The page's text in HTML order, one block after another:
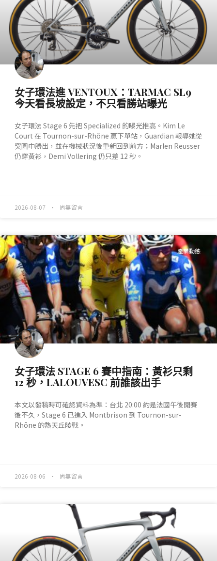
女子環法進 VENTOUX：TARMAC SL9
今天看長坡設定，不只看勝站曝光
女子環法 Stage 6 先把 Specialized 的曝光推高。Kim Le
Court 在 Tournon-sur-Rhône 贏下單站，Guardian 報導她從
突圍中勝出，並在機械狀況後重新回到前方；Marlen Reusser
仍穿黃衫，Demi Vollering 仍只差 12 秒。
2026-08-07 尚無留言
產業動態
女子環法 STAGE 6 賽中指南：黃衫只剩
12 秒，LALOUVESC 前誰該出手
本文以發稿時可確認資料為準：台北 20:00 約是法國午後開賽
後不久，Stage 6 已進入 Montbrison 到 Tournon-sur-
Rhône 的熱天丘陵戰。
2026-08-06 尚無留言